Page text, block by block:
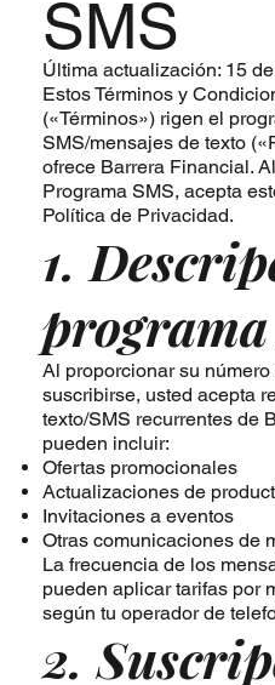
SMS
Última actualización: 15
Estos Términos y
(«Términos») rigen el
SMS/mensajes de texto
ofrece Barrera Financial.
Programa SMS, acepta
Política de Privacidad.
1.
Al proporcionar su
suscribirse, usted acepta
texto/SMS recurrentes de
pueden incluir:
Ofertas promocionales
Actualizaciones de
Invitaciones a eventos
Otras comunicaciones de
La frecuencia de los
pueden aplicar tarifas por
según tu operador de
2.